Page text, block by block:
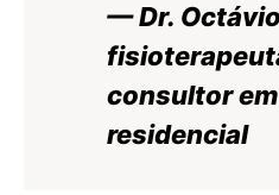
— Dr.
consultor
residencial